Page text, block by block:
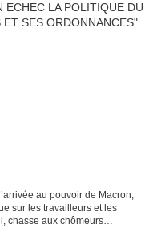
au pouvoir de Macron,
sur les travailleurs et les
chasse aux chômeurs